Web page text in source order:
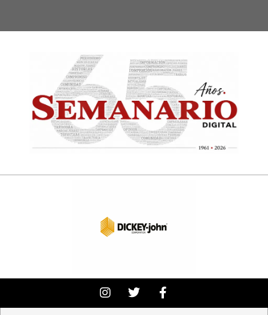
Digital